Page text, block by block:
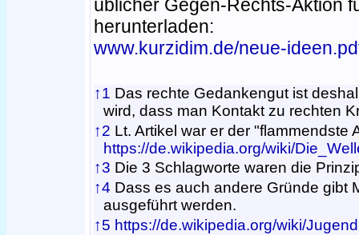
üblicher Gegen-Rechts-Aktion
herunterladen:
www.kurzidim.de/neue-
↑1 Das rechte Gedankengut ist
wird, dass man Kontakt zu rechten
↑2 Lt. Artikel war er der "flammendste
https://de.wikipedia.org/wiki/
↑3 Die 3 Schlagworte waren die
↑4 Dass es auch andere Gründe gibt
ausgeführt werden.
↑5 https://de.wikipedia.org/wiki/